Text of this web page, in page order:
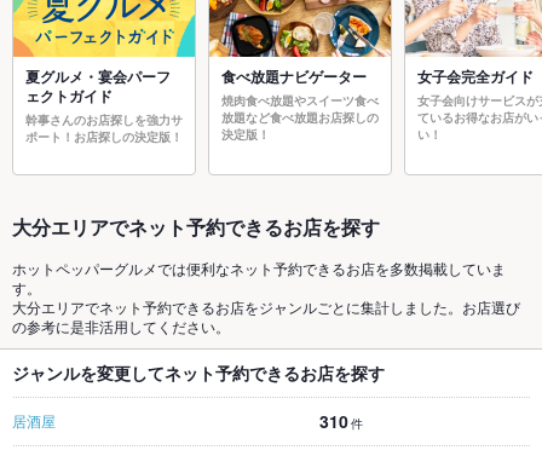
夏グルメ・宴会パーフ
ェクトガイド
幹事さんのお店探しを強力サ
ポート！お店探しの決定版！
食べ放題ナビゲーター
焼肉食べ放題やスイーツ食べ
放題など食べ放題お店探しの
決定版！
女子会完全ガイド
女子会向けサービスが
ているお得なお店がい
い！
大分エリアでネット予約できるお店を探す
ホットペッパーグルメでは便利なネット予約できるお店を多数掲載していま
す。
大分エリアでネット予約できるお店をジャンルごとに集計しました。お店選び
の参考に是非活用してください。
ジャンルを変更してネット予約できるお店を探す
居酒屋 310件